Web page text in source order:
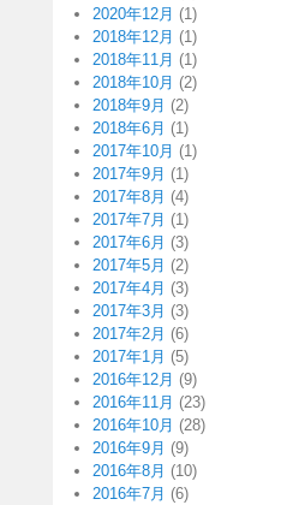
2020年12月 (1)
2018年12月 (1)
2018年11月 (1)
2018年10月 (2)
2018年9月 (2)
2018年6月 (1)
2017年10月 (1)
2017年9月 (1)
2017年8月 (4)
2017年7月 (1)
2017年6月 (3)
2017年5月 (2)
2017年4月 (3)
2017年3月 (3)
2017年2月 (6)
2017年1月 (5)
2016年12月 (9)
2016年11月 (23)
2016年10月 (28)
2016年9月 (9)
2016年8月 (10)
2016年7月 (6)